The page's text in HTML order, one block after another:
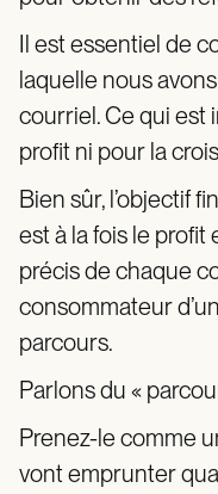
Il est essentiel de
laquelle nous
courriel. Ce qui est
profit ni pour la
Bien sûr, l’objectif
est à la fois le profit
précis de chaque
consommateur
parcours.
Parlons du «
Prenez-le comme
vont emprunter